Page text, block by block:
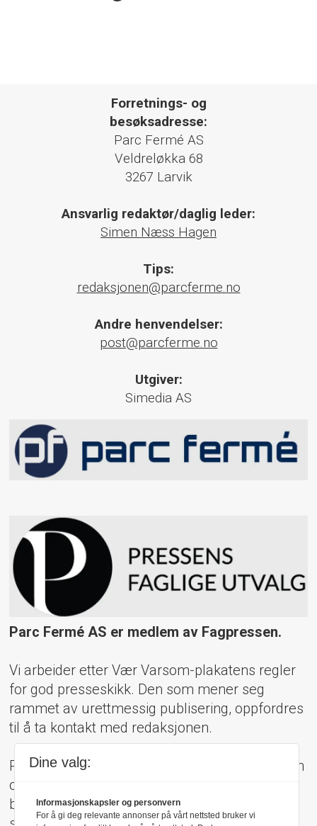
Forretnings- og
besøksadresse:
Parc Fermé AS
Veldreløkka 68
3267 Larvik
Ansvarlig redaktør/daglig leder:
Simen Næss Hagen
Tips:
redaksjonen@parcferme.no
Andre henvendelser:
post@parcferme.no
Utgiver:
Simedia AS
Parc Fermé AS er medlem av Fagpressen.
Vi arbeider etter Vær Varsom-plakatens regler
for god presseskikk. Den som mener seg
rammet av urettmessig publisering, oppfordres
til å ta kontakt med redaksjonen.
Pressens Faglige Utvalg (PFU) er et klageorgan
oppnevnt av Norsk Presseforbund som
behandler klager mot mediene i presseetiske
Dine valg:
Informasjonskapsler og personvern
For å gi deg relevante annonser på vårt nettsted bruker vi